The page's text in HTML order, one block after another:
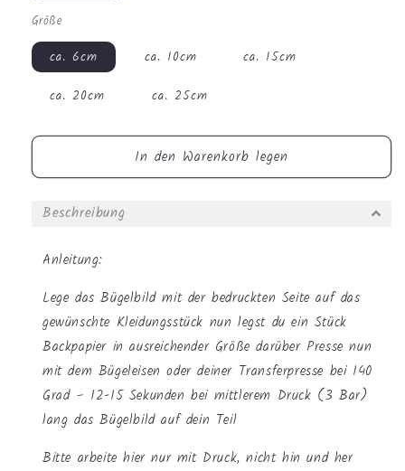
Frühlingstiere
Schwein
#2344
#2344
Größe
ca. 6cm ca. 10cm
ca. 15cm
ca. 20cm
ca. 25cm
In den Warenkorb legen
Beschreibung
Anleitung:
Lege das Bügelbild mit der bedruckten Seite auf das
gewünschte Kleidungsstück nun legst du ein Stück
Backpapier in ausreichender Größe darüber Presse nun
mit dem Bügeleisen oder deiner Transferpresse bei 140
Grad – 12-15 Sekunden bei mittlerem Druck (3 Bar)
lang das Bügelbild auf dein Teil
Bitte arbeite hier nur mit Druck, nicht hin und her